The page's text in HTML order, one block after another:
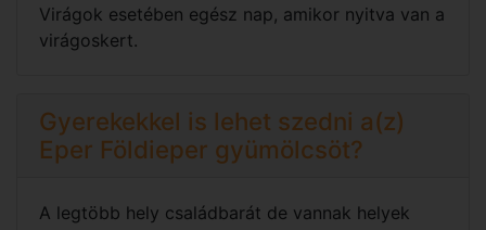
Virágok esetében egész nap, amikor nyitva van a
virágoskert.
Gyerekekkel is lehet szedni a(z)
Eper Földieper gyümölcsöt?
A legtöbb hely családbarát de vannak helyek